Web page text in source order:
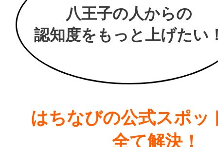
八王子の人からの
認知度をもっと上げたい
はちなびの公式スポッ
全て解決！